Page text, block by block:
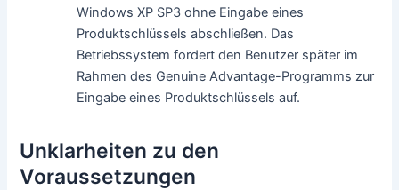
Windows XP SP3 ohne Eingabe eines
Produktschlüssels abschließen. Das
Betriebssystem fordert den Benutzer später im
Rahmen des Genuine Advantage-Programms zur
Eingabe eines Produktschlüssels auf.
Unklarheiten zu den
Voraussetzungen